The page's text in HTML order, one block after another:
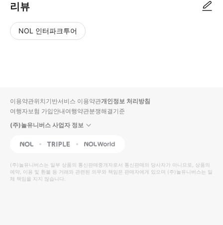
리뷰
NOL 인터파크투어
입니
다.
높
은
순
동
영
상
순
상
이용약관위치기반서비스 이용약관개인정보 처리방침
여행자보험 가입안내여행약관분쟁해결기준
(주)놀유니버스 사업자 정보
NOL Triple Interpark Global
(주)놀유니버스는 일부 상품의 통신판매중개자로서 통신판매의 당사자가 아니므로, 상품의
예약, 이용 및 환불 등 거래와 관련된 의무와 책임은 판매자에게 있으며 (주)놀유니버스는 일
체 책임을 지지 않습니다.